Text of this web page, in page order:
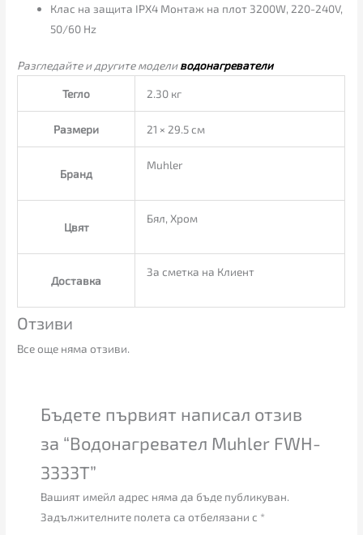
Клас на защита IPX4 Монтаж на плот 3200W, 220-240V,
50/60 Hz
Разгледайте и другите моделиводонагреватели
Тегло 2.30 кг
Размери 21 × 29.5 см
Бранд
Muhler
Цвят
Бял, Хром
Доставка
За сметка на Клиент
Отзиви
Все още няма отзиви.
Бъдете първият написал отзив
за “Водонагревател Muhler FWH-
3333T”
Вашият имейл адрес няма да бъде публикуван.
Задължителните полета са отбелязани с *